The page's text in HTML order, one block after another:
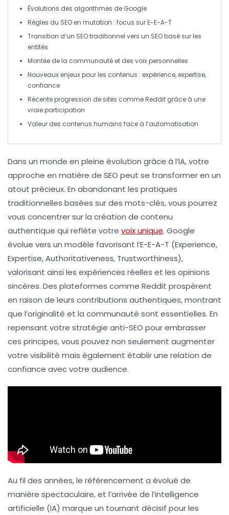
Évolutions des algorithmes de Google
Règles du SEO en mutation : focus surE-E-A-T
Transition d’un SEOtraditionnel vers un SEObasé sur les
entités
Montée de la communauté et des voix personnelles
Nouveaux enjeux pour les contenus : expérience, expertise,
confiance
Récente progression de sites commeReddit grâce à une
vraie participation
Valeur des contenus humains face à l’automatisation
Dans un monde en pleine évolution grâce à l’IA, votre
approche en matière de SEO peut se transformer en un
atout précieux. En abandonant les pratiques
traditionnelles basées sur des mots-clés, vous pourrez
vous concentrer sur la création de contenu
authentique qui reflète votre voix unique. Google
évolue vers un modèle favorisant l’E-E-A-T (Experience,
Expertise, Authoritativeness, Trustworthiness),
valorisant ainsi les expériences réelles et les opinions
sincères. Des plateformes comme Reddit prospèrent
en raison de leurs contributions authentiques, montrant
que l’originalité et la communauté sont essentielles. En
repensant votre stratégie anti-SEO pour embrasser
ces principes, vous pouvez non seulement augmenter
votre visibilité mais également établir une relation de
confiance avec votre audience.
Au fil des années, le référencement a évolué de
manière spectaculaire, et l’arrivée de l’intelligence
artificielle (IA) marque un tournant décisif pour les